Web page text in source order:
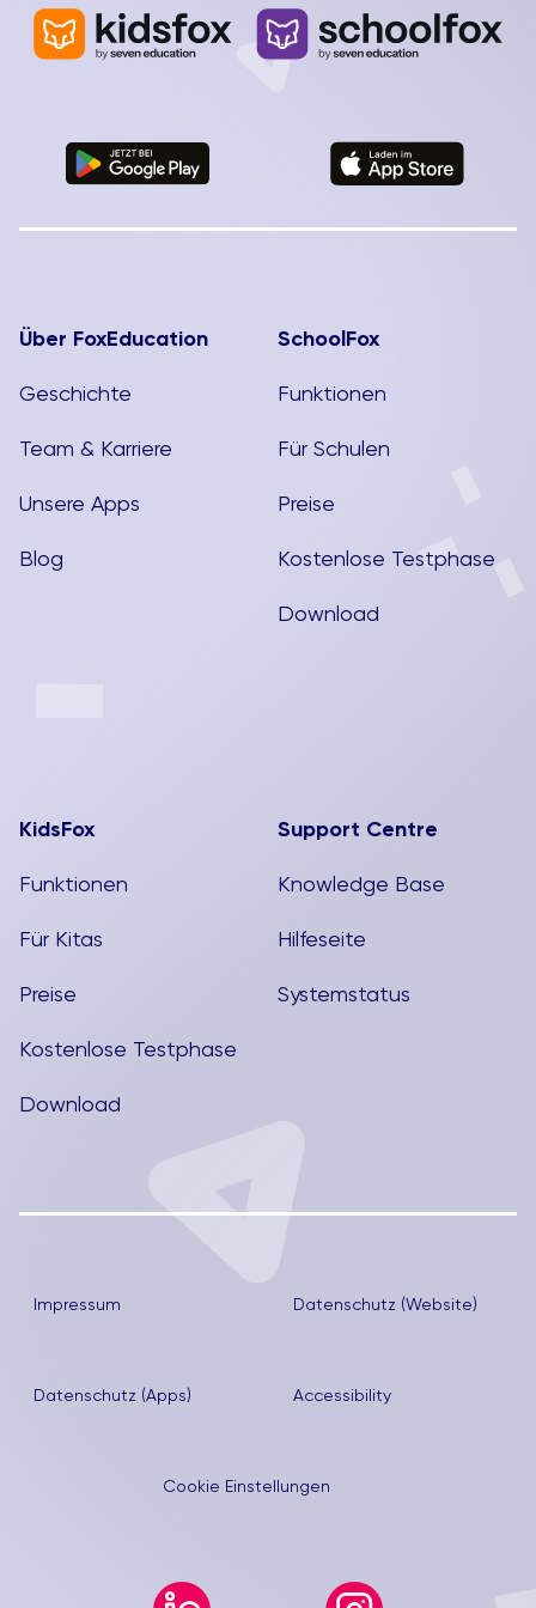
Menschen „ins Tun kommen lässt“. [...]
Über FoxEducation
Geschichte
Team & Karriere
Unsere Apps
Blog
SchoolFox
Funktionen
Für Schulen
Preise
Kostenlose Testphase
Download
KidsFox
Funktionen
Für Kitas
Preise
Kostenlose Testphase
Download
Support Centre
Knowledge Base
Hilfeseite
Systemstatus
Impressum Datenschutz (Website)
Datenschutz (Apps) Accessibility
Cookie Einstellungen